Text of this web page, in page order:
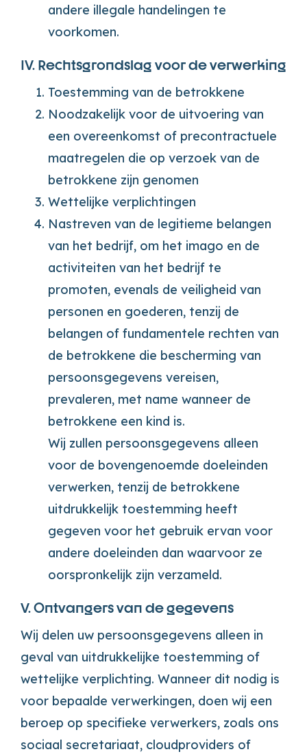
andere illegale handelingen te
voorkomen.
IV. Rechtsgrondslag voor de verwerking
Toestemming van de betrokkene
Noodzakelijk voor de uitvoering van
een overeenkomst of precontractuele
maatregelen die op verzoek van de
betrokkene zijn genomen
Wettelijke verplichtingen
Nastreven van de legitieme belangen
van het bedrijf, om het imago en de
activiteiten van het bedrijf te
promoten, evenals de veiligheid van
personen en goederen, tenzij de
belangen of fundamentele rechten van
de betrokkene die bescherming van
persoonsgegevens vereisen,
prevaleren, met name wanneer de
betrokkene een kind is.
Wij zullen persoonsgegevens alleen
voor de bovengenoemde doeleinden
verwerken, tenzij de betrokkene
uitdrukkelijk toestemming heeft
gegeven voor het gebruik ervan voor
andere doeleinden dan waarvoor ze
oorspronkelijk zijn verzameld.
V. Ontvangers van de gegevens
Wij delen uw persoonsgegevens alleen in
geval van uitdrukkelijke toestemming of
wettelijke verplichting. Wanneer dit nodig is
voor bepaalde verwerkingen, doen wij een
beroep op specifieke verwerkers, zoals ons
sociaal secretariaat, cloudproviders of